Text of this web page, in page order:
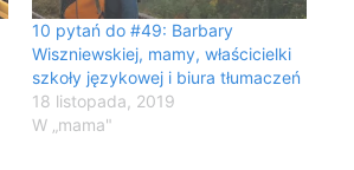
10 pytań do #49: Barbary
Wiszniewskiej, mamy, właścicielki
szkoły językowej i biura tłumaczeń
18 listopada, 2019
W „mama"